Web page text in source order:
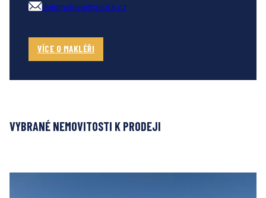
dokonalova@gaute.cz
VÍCE O MAKLÉŘI
VYBRANÉ NEMOVITOSTI K PRODEJI